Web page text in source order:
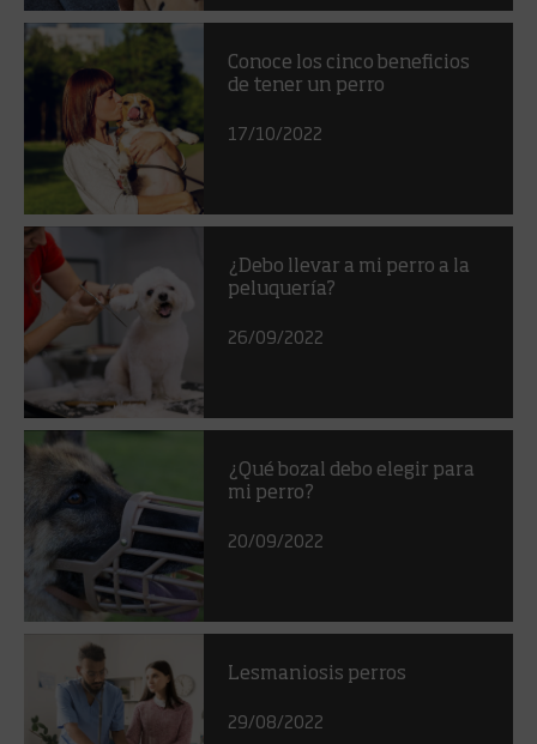
Conoce los cinco beneficios
de tener un perro
17/10/2022
¿Debo llevar a mi perro a la
peluquería?
26/09/2022
¿Qué bozal debo elegir para
mi perro?
20/09/2022
Lesmaniosis perros
29/08/2022